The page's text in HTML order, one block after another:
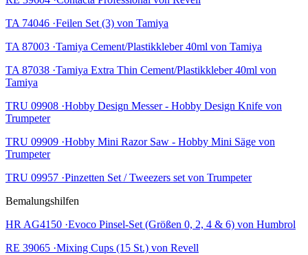
TA 74046 ·Feilen Set (3) von Tamiya
TA 87003 ·Tamiya Cement/Plastikkleber 40ml von Tamiya
TA 87038 ·Tamiya Extra Thin Cement/Plastikkleber 40ml von
Tamiya
TRU 09908 ·Hobby Design Messer - Hobby Design Knife von
Trumpeter
TRU 09909 ·Hobby Mini Razor Saw - Hobby Mini Säge von
Trumpeter
TRU 09957 ·Pinzetten Set / Tweezers set von Trumpeter
Bemalungshilfen
HR AG4150 ·Evoco Pinsel-Set (Größen 0, 2, 4 & 6) von Humbrol
RE 39065 ·Mixing Cups (15 St.) von Revell